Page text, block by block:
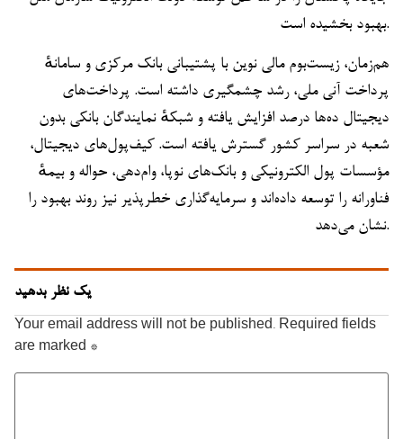
بهبود بخشیده است.
هم‌زمان، زیست‌بوم مالی نوین با پشتیبانی بانک مرکزی و سامانهٔ
پرداخت آنی ملی، رشد چشمگیری داشته است. پرداخت‌های
دیجیتال ده‌ها درصد افزایش یافته و شبکهٔ نمایندگان بانکی بدون
شعبه در سراسر کشور گسترش یافته است. کیف‌پول‌های دیجیتال،
مؤسسات پول الکترونیکی و بانک‌های نوپا، وام‌دهی، حواله و بیمهٔ
فناورانه را توسعه داده‌اند و سرمایه‌گذاری خطرپذیر نیز روند بهبود را
نشان می‌دهد.
یک نظر بدهید
Your email address will not be published. Required fields
are marked *